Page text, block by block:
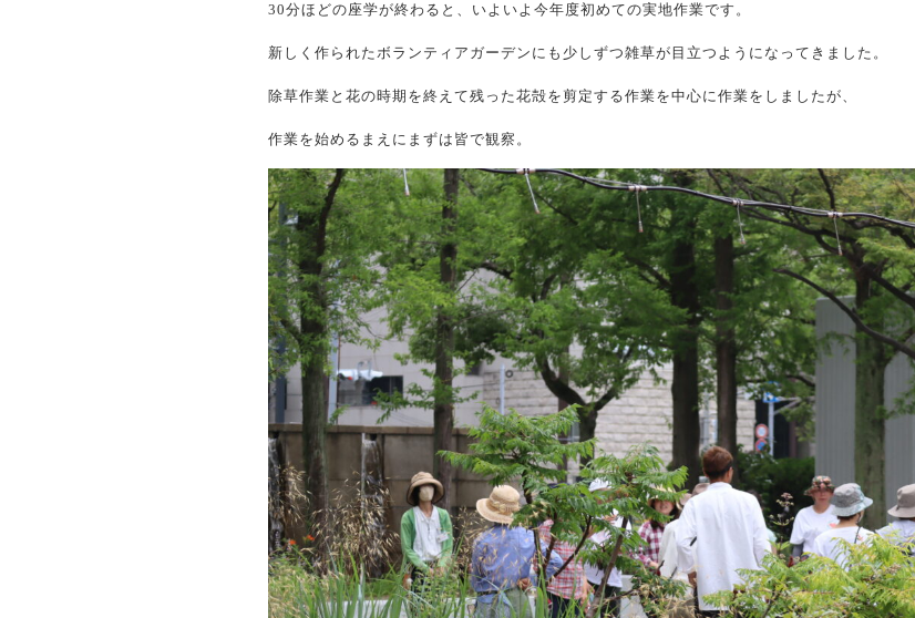
30分ほどの座学が終わると、いよいよ今年度初めての実地作業です。
新しく作られたボランティアガーデンにも少しずつ雑草が目立つようになってきました。
除草作業と花の時期を終えて残った花殻を剪定する作業を中心に作業をしましたが、
作業を始めるまえにまずは皆で観察。